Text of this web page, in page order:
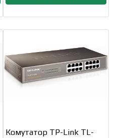
Комутатор TP-Link TL-